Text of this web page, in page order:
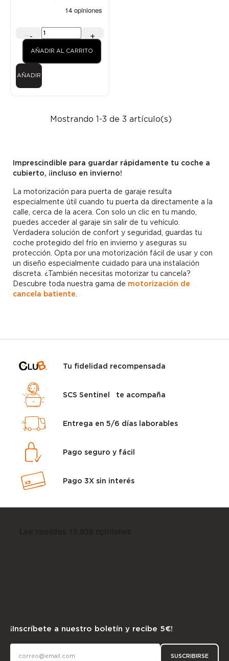
- +
AÑADIR AL CARRITO
AÑADIR
Mostrando 1-3 de 3 artículo(s)
Imprescindible para guardar rápidamente tu coche a
cubierto, ¡incluso en invierno!
La motorización para puerta de garaje resulta
especialmente útil cuando tu puerta da directamente a la
calle, cerca de la acera. Con solo un clic en tu mando,
puedes acceder al garaje sin salir de tu vehículo.
Verdadera solución de confort y seguridad, guardas tu
coche protegido del frío en invierno y aseguras su
protección. Opta por una motorización fácil de usar y con
un diseño especialmente cuidado para una instalación
discreta. ¿También necesitas motorizar tu cancela?
Descubre toda nuestra gama de motorización de
cancela batiente
Tu fidelidad recompensada
SCS Sentinel te acompaña
Entrega en 5/6 días laborables
Pago seguro y fácil
Pago 3X sin interés
¡Inscríbete a nuestro boletín y recibe 5€!
SUSCRIBIRSE